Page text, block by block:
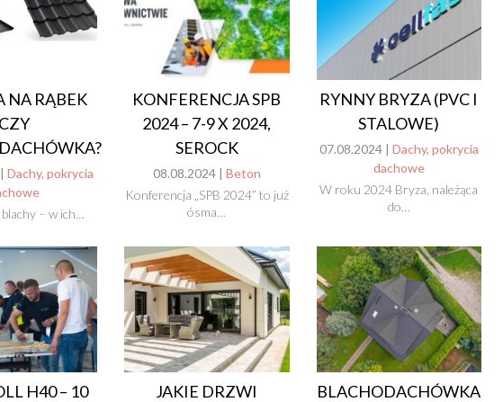
NA RĄBEK
CZY
|Dachy, pokrycia
– w ich…
KONFERENCJA SPB
2024 – 7-9 X 2024,
SEROCK
08.08.2024 | Beton
Konferencja „SPB 2024” to już
ósma…
RYNNY BRYZA (PVC I
STALOWE)
07.08.2024 | Dachy, pokrycia
dachowe
W roku 2024 Bryza, należąca
do…
H40 – 10
JAKIE DRZWI
BLACHODACHÓWKA